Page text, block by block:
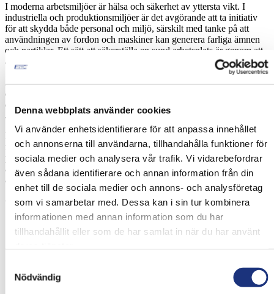
Denna webbplats använder cookies
Vi använder enhetsidentifierare för att anpassa innehållet
och annonserna till användarna, tillhandahålla funktioner för
sociala medier och analysera vår trafik. Vi vidarebefordrar
även sådana identifierare och annan information från din
enhet till de sociala medier och annons- och analysföretag
som vi samarbetar med. Dessa kan i sin tur kombinera
informationen med annan information som du har
tillhandahållit eller som de har samlat in när du har använt
Nödvändig
I moderna arbetsmiljöer är hälsa och säkerhet av yttersta vikt. I
industriella och produktionsmiljöer är det avgörande att ta initiativ
för att skydda både personal och miljö, särskilt med tanke på att
användningen av fordon och maskiner kan generera farliga ämnen
och partiklar. Ett sätt att säkerställa en sund arbetsplats är genom att
använda högkvalitativa avgasfilter.
I det här blogginlägget berättar vi om vikten av att fokusera på
arbetsmiljön i verkstäder, produktions- och lagerhallar och hur
användningen av effektiva avgasfilter kan bidra till att skapa en
säkrare och hälsosammare arbetsplats.
På EHC Teknik strävar vi efter att erbjuda skräddarsydda lösningar
för att förbättra luftkvaliteten och därmed arbetsmiljön i verkstäder,
produktions- och lagerhallar. Vi lär dig hurpartikelfilterkan bidra till
att minska inomhusluftföroreningar genom effektiv filtrering av
avgaser.
Varför är filtrering av avgaser viktigt?
Avgaser från fordon och maskiner kan innehålla en mängd
minskar risken för exponering och som i sin tur kan ge olika